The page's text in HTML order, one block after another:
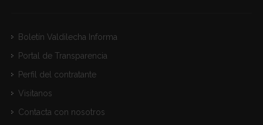
Boletín Valdilecha Informa
Portal de Transparencia
Perfil del contratante
Visitanos
Contacta con nosotros